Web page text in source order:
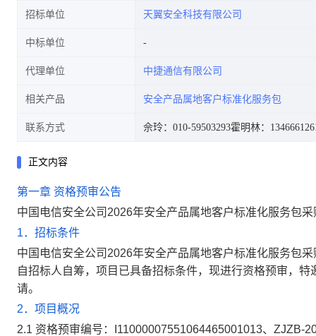
招标单位 天翼安全科技有限公司
中标单位
代理单位 中捷通信有限公司
相关产品 安全产品属地客户标准化服务包
联系方式 佘玲：010-59503293霍明林：
正文内容
第一章 资格预审公告
中国电信安全公司2026年安全产品属地客户标准化服务包采
1．招标条件
中国电信安全公司 2026年安全产品属地客户标准化服务包采
自招标人自筹，项目已具备招标条件，现进行资格预审，
请。
2．项目概况
2.1 资格预审编号： I11000007551064465001013、 ZJZB-